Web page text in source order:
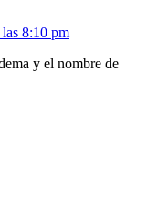
8:10 pm
y el nombre de